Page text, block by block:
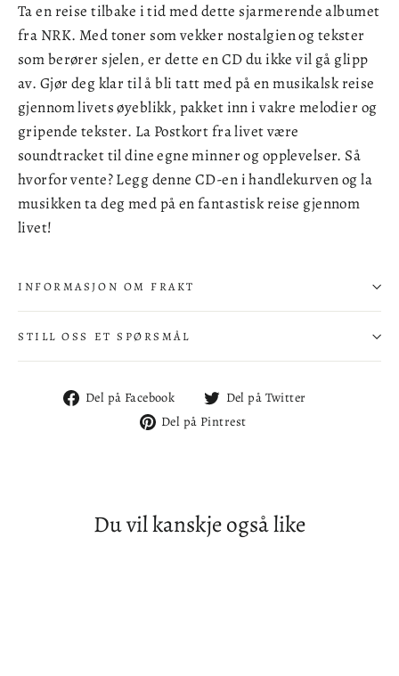
Ta en reise tilbake i tid med dette sjarmerende albumet
fra NRK. Med toner som vekker nostalgien og tekster
som berører sjelen, er dette en CD du ikke vil gå glipp
av. Gjør deg klar til å bli tatt med på en musikalsk reise
gjennom livets øyeblikk, pakket inn i vakre melodier og
gripende tekster. La Postkort fra livet være
soundtracket til dine egne minner og opplevelser. Så
hvorfor vente? Legg denne CD-en i handlekurven og la
musikken ta deg med på en fantastisk reise gjennom
livet!
INFORMASJON OM FRAKT
STILL OSS ET SPØRSMÅL
Del på Facebook
Del
på
Del på Twitter
Del på Pintrest
Du vil kanskje også like